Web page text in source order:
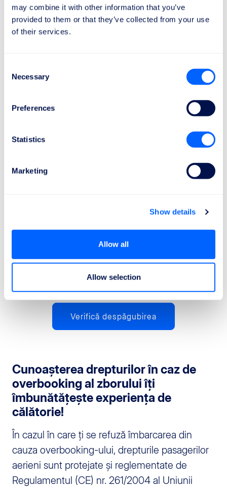
may combine it with other information that you’ve
provided to them or that they’ve collected from your use
of their services.
Selection
Necessary
Preferences
Statistics
Marketing
Show details
Allow all
Allow selection
Avocații noștri colaborează cu companiile
banii în contul tău bancar.
Verifică despăgubirea
Cunoașterea drepturilor în caz de
overbooking al zborului îți
îmbunătățește experiența de
călătorie!
În cazul în care ți se refuză îmbarcarea din
cauza overbooking-ului, drepturile pasagerilor
aerieni sunt protejate și reglementate de
Regulamentul (CE) nr. 261/2004 al Uniunii